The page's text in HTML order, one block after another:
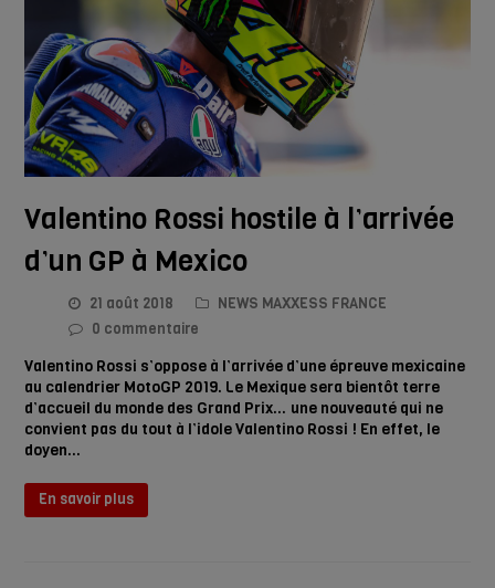
Valentino Rossi hostile à l’arrivée
d’un GP à Mexico
21 août 2018
NEWS MAXXESS FRANCE
0 commentaire
Valentino Rossi s’oppose à l’arrivée d’une épreuve mexicaine
au calendrier MotoGP 2019. Le Mexique sera bientôt terre
d’accueil du monde des Grand Prix… une nouveauté qui ne
convient pas du tout à l’idole Valentino Rossi ! En effet, le
doyen…
En savoir plus